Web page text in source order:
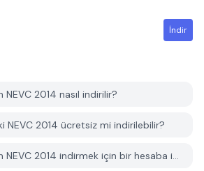
İndir
NEVC 2014 nasıl indirilir?
NEVC 2014 ücretsiz mi indirilebilir?
PGYER APK HUB'dan NEVC 2014 indirmek için bir hesaba ihtiyacım var mı?